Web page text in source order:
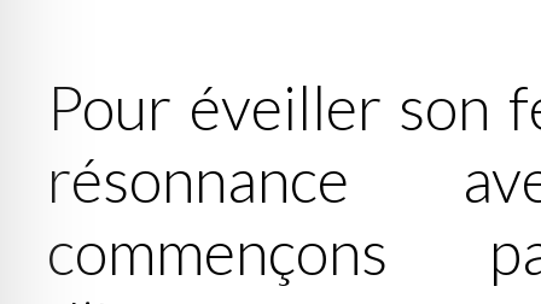
Pour éveiller son
résonnance
commençons